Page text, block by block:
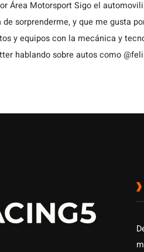
Área Motorsport Sigo el
de sorprenderme, y que me gusta
y equipos con la mecánica y
hablando sobre autos como